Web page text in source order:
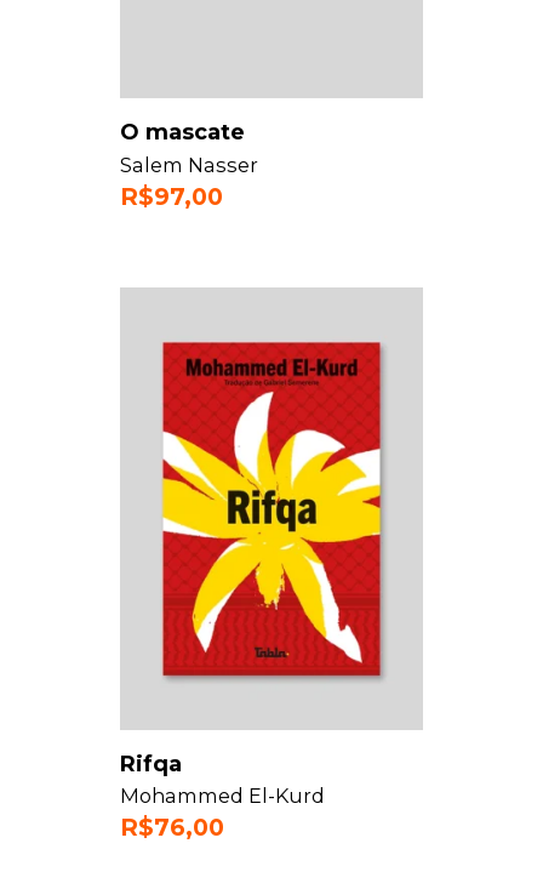
O mascate
Salem Nasser
R$97,00
Rifqa
Mohammed El-Kurd
R$76,00